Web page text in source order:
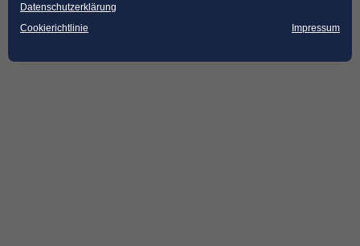
Datenschutzerklärung
Cookierichtlinie
Impressum